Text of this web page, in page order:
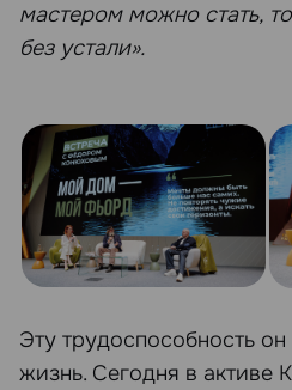
мастером можно стать,
без устали».
Эту трудоспособность
жизнь. Сегодня в активе